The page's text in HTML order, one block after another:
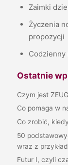
Zaimki
Życzenia
propozycji
Codzienny
Ostatnie
Czym jest
Co pomaga w
Co zrobić,
50
wraz z
Futur I, czyli